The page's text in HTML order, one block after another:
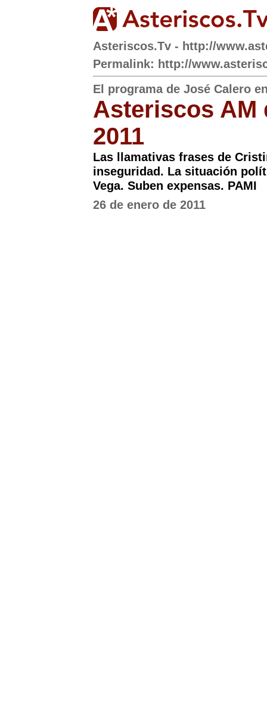
Asteriscos.Tv - http://
Permalink: http://
El programa de José Calero
Asteriscos AM
2011
Las llamativas frases de
inseguridad. La situación
Vega. Suben expensas. PAMI
26 de enero de 2011